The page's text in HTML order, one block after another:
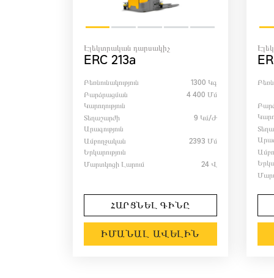
Էլեկտրական դարսակիչ
ERC 213a
Բեռնունակություն
1300 Կգ
Բարձրացման
Կարողություն
4 400 Մմ
Տեղաշարժի
Արագություն
9 Կմ/ժ
Ամբողջական
Երկարություն
2393 Մմ
Մարտկոցի Լարում 24 Վ
ՀԱՐՑՆԵԼ ԳԻՆԸ
ԻՄԱՆԱԼ ԱՎԵԼԻՆ